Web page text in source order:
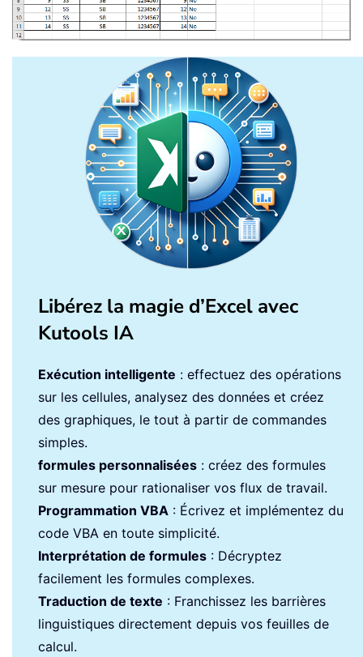
Libérez la magie d’Excel avec
Kutools IA
Exécution intelligente : effectuez des opérations
sur les cellules, analysez des données et créez
des graphiques, le tout à partir de commandes
simples.
formules personnalisées : créez des formules
sur mesure pour rationaliser vos flux de travail.
Programmation VBA : Écrivez et implémentez du
code VBA en toute simplicité.
Interprétation de formules : Décryptez
facilement les formules complexes.
Traduction de texte : Franchissez les barrières
linguistiques directement depuis vos feuilles de
calcul.